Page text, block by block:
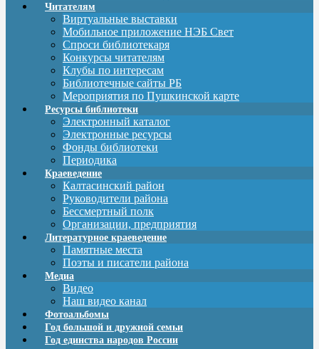
Читателям
Виртуальные выставки
Мобильное приложение НЭБ Свет
Спроси библиотекаря
Конкурсы читателям
Клубы по интересам
Библиотечные сайты РБ
Мероприятия по Пушкинской карте
Ресурсы библиотеки
Электронный каталог
Электронные ресурсы
Фонды библиотеки
Периодика
Краеведение
Калтасинский район
Руководители района
Бессмертный полк
Организации, предприятия
Литературное краеведение
Памятные места
Поэты и писатели района
Медиа
Видео
Наш видео канал
Фотоальбомы
Год большой и дружной семьи
Год единства народов России